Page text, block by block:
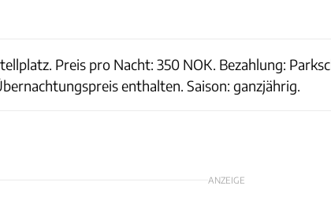
Preis pro Nacht: 350 NOK. Bezahlung:
enthalten. Saison: ganzjährig.
ANZEIGE